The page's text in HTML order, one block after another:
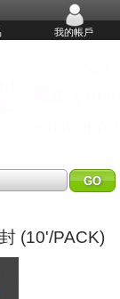
我的帳戶
(10'/PACK)